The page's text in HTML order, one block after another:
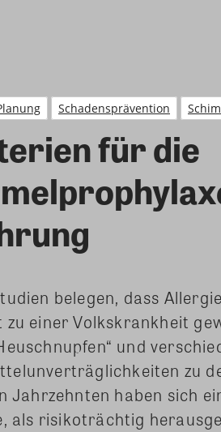
Schadensprävention
für die
belegen, dass
zu einer Volkskrankheit
und
zu
Jahrzehnten haben sich
als risikoträchtig